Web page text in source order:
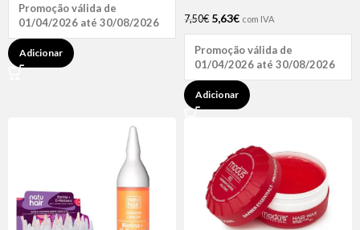
Promoção válida de
01/04/2026 até 30/08/2026
Adicionar
7,50€ 5,63€ com IVA
Promoção válida de
01/04/2026 até 30/08/2026
Adicionar